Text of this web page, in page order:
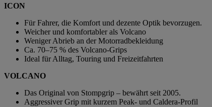
ICON
Für Fahrer, die Komfort und dezente Optik bevorzugen.
Weicher und komfortabler als Volcano
Weniger Abrieb an der Motorradbekleidung
Ca. 70–75 % des Volcano-Grips
Ideal für Alltag, Touring und Freizeitfahrten
VOLCANO
Das Original von Stompgrip – bewährt seit 2005.
Aggressiver Grip mit kurzem Peak- und Caldera-Profil